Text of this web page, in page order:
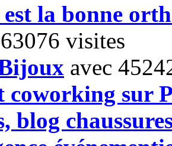
est la bonne
visites
avec
coworking sur
blog